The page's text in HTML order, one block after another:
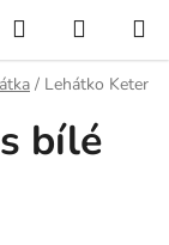
Hledat
KOŠÍK
/ Lehátko Keter
bílé